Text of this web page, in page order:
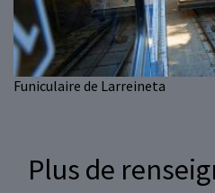
Funiculaire de Larreineta
Plus de